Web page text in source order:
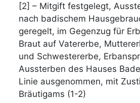
[2] – Mitgift festgelegt,
nach badischem
geregelt, im Gegenzug für
Braut auf Vatererbe,
und Schwestererbe,
Aussterben des Hauses
Linie ausgenommen, mit
Bräutigams (1-2)